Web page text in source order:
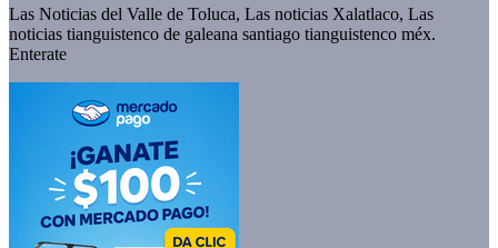
Las Noticias del Valle de Toluca, Las noticias Xalatlaco, Las
noticias tianguistenco de galeana santiago tianguistenco méx.
Enterate